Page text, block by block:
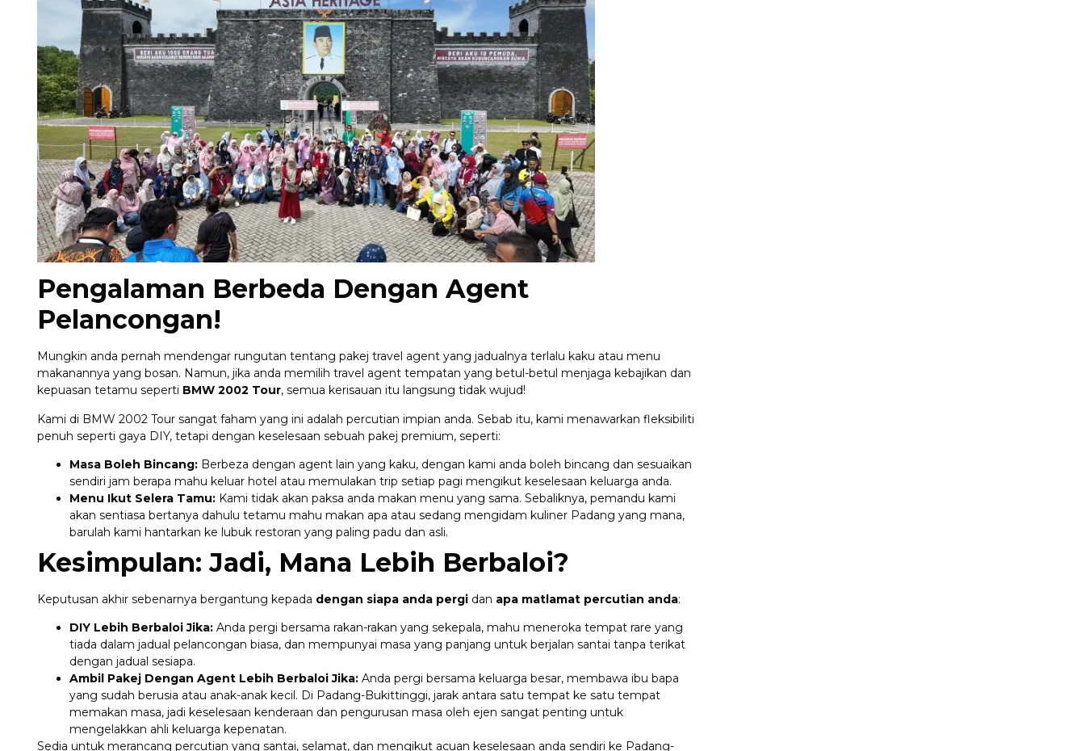
Pengalaman Berbeda Dengan Agent
Pelancongan!
Mungkin anda pernah mendengar rungutan tentang pakej travel agent yang jadualnya terlalu kaku atau menu
makanannya yang bosan. Namun, jika anda memilih travel agent tempatan yang betul-betul menjaga kebajikan dan
kepuasan tetamu seperti BMW 2002 Tour, semua kerisauan itu langsung tidak wujud!
Kami di BMW 2002 Tour sangat faham yang ini adalah percutian impian anda. Sebab itu, kami menawarkan fleksibiliti
penuh seperti gaya DIY, tetapi dengan keselesaan sebuah pakej premium, seperti:
Masa Boleh Bincang: Berbeza dengan agent lain yang kaku, dengan kami anda boleh bincang dan sesuaikan
sendiri jam berapa mahu keluar hotel atau memulakan trip setiap pagi mengikut keselesaan keluarga anda.
Menu Ikut Selera Tamu: Kami tidak akan paksa anda makan menu yang sama. Sebaliknya, pemandu kami
akan sentiasa bertanya dahulu tetamu mahu makan apa atau sedang mengidam kuliner Padang yang mana,
barulah kami hantarkan ke lubuk restoran yang paling padu dan asli.
Kesimpulan: Jadi, Mana Lebih Berbaloi?
Keputusan akhir sebenarnya bergantung kepada dengan siapa anda pergi dan apa matlamat percutian anda:
DIY Lebih Berbaloi Jika: Anda pergi bersama rakan-rakan yang sekepala, mahu meneroka tempat rare yang
tiada dalam jadual pelancongan biasa, dan mempunyai masa yang panjang untuk berjalan santai tanpa terikat
dengan jadual sesiapa.
Ambil Pakej Dengan Agent Lebih Berbaloi Jika: Anda pergi bersama keluarga besar, membawa ibu bapa
yang sudah berusia atau anak-anak kecil. Di Padang-Bukittinggi, jarak antara satu tempat ke satu tempat
memakan masa, jadi keselesaan kenderaan dan pengurusan masa oleh ejen sangat penting untuk
mengelakkan ahli keluarga kepenatan.
Sedia untuk merancang percutian yang santai, selamat, dan mengikut acuan keselesaan anda sendiri ke Padang-